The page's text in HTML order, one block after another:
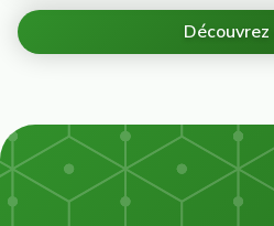
Découvrez